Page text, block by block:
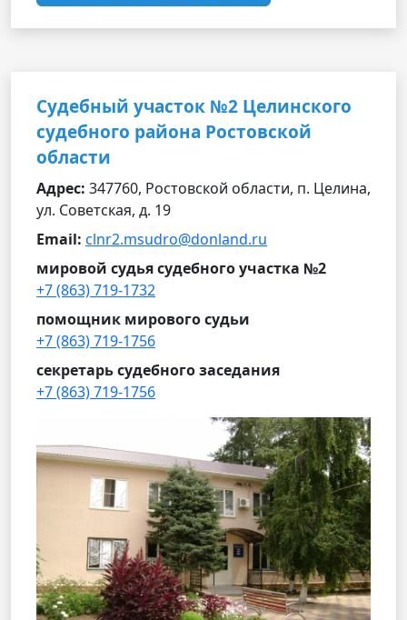
Судебный участок №2 Целинского
судебного района Ростовской
области
Адрес: 347760, Ростовской области, п. Целина,
ул. Советская, д. 19
Email: clnr2.msudro@donland.ru
мировой судья судебного участка №2
+7 (863) 719-1732
помощник мирового судьи
+7 (863) 719-1756
секретарь судебного заседания
+7 (863) 719-1756